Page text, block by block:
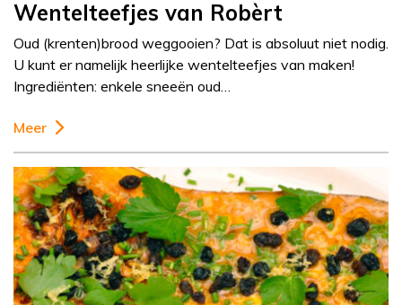
Wentelteefjes van Robèrt
Oud (krenten)brood weggooien? Dat is absoluut niet nodig.
U kunt er namelijk heerlijke wentelteefjes van maken!
Ingrediënten: enkele sneeën oud…
Meer